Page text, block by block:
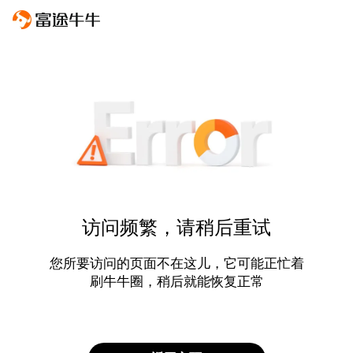
访问频繁，请稍后重试
您所要访问的页面不在这儿，它可能正忙着
刷牛牛圈，稍后就能恢复正常